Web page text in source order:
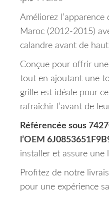
Améliorez l’apparence
Maroc (2012-2015)
calandre avant de
Conçue pour offrir
tout en ajoutant une
grille est idéale pour
rafraîchir l’avant de
Référencée sous
l’OEM
installer et assure une
Profitez de notre
pour une expérience